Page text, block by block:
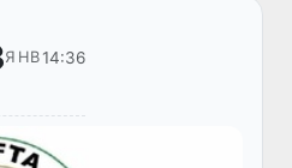
ЯНВ14:36